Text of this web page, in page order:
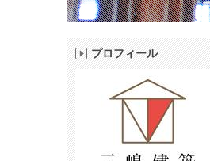
プロフィール